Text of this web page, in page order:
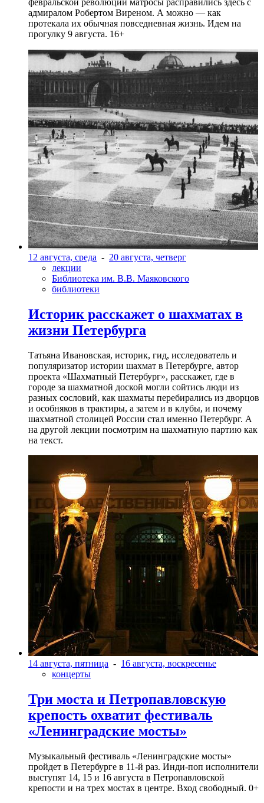
февральской революции матросы расправились здесь с
адмиралом Робертом Виреном. А можно — как
протекала их обычная повседневная жизнь. Идем на
прогулку 9 августа. 16+
12 августа, среда - 20 августа, четверг
лекции
Библиотека им. В.В. Маяковского
библиотеки
Историк расскажет о шахматах в
жизни Петербурга
Татьяна Ивановская, историк, гид, исследователь и
популяризатор истории шахмат в Петербурге, автор
проекта «Шахматный Петербург», расскажет, где в
городе за шахматной доской могли сойтись люди из
разных сословий, как шахматы перебирались из дворцов
и особняков в трактиры, а затем и в клубы, и почему
шахматной столицей России стал именно Петербург. А
на другой лекции посмотрим на шахматную партию как
на текст.
14 августа, пятница - 16 августа, воскресенье
концерты
Три моста и Петропавловскую
крепость охватит фестиваль
«Ленинградские мосты»
Музыкальный фестиваль «Ленинградские мосты»
пройдет в Петербурге в 11-й раз. Инди-поп исполнители
выступят 14, 15 и 16 августа в Петропавловской
крепости и на трех мостах в центре. Вход свободный. 0+